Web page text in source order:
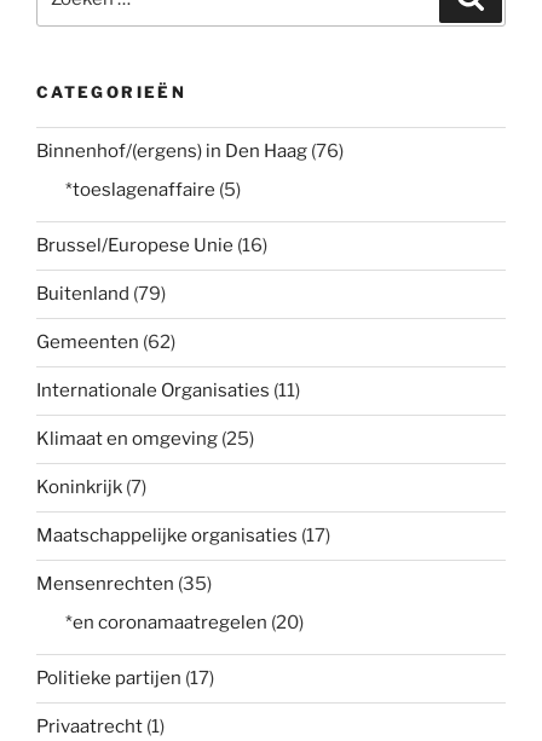
naar:
CATEGORIEËN
Binnenhof/(ergens) in Den Haag (76)
*toeslagenaffaire (5)
Brussel/Europese Unie (16)
Buitenland (79)
Gemeenten (62)
Internationale Organisaties (11)
Klimaat en omgeving (25)
Koninkrijk (7)
Maatschappelijke organisaties (17)
Mensenrechten (35)
*en coronamaatregelen (20)
Politieke partijen (17)
Privaatrecht (1)